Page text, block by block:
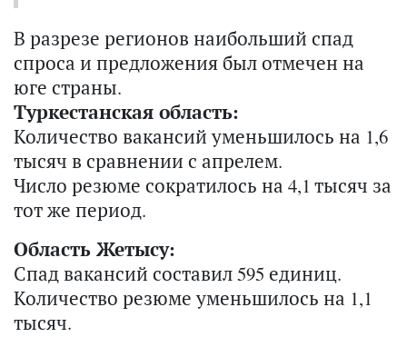
В разрезе регионов наибольший спад
спроса и предложения был отмечен на
юге страны.
Туркестанская область:
Количество вакансий уменьшилось на 1,6
тысяч в сравнении с апрелем.
Число резюме сократилось на 4,1 тысяч за
тот же период.
Область Жетысу:
Спад вакансий составил 595 единиц.
Количество резюме уменьшилось на 1,1
тысяч.